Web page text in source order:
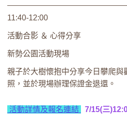
11:40-12:00
活動合影 ＆ 心得分享
新勢公園活動現場
親子於大樹懷抱中分享今日攀爬與
照，並於現場辦理保證金退還。
活動詳情及報名連結 7/15(三